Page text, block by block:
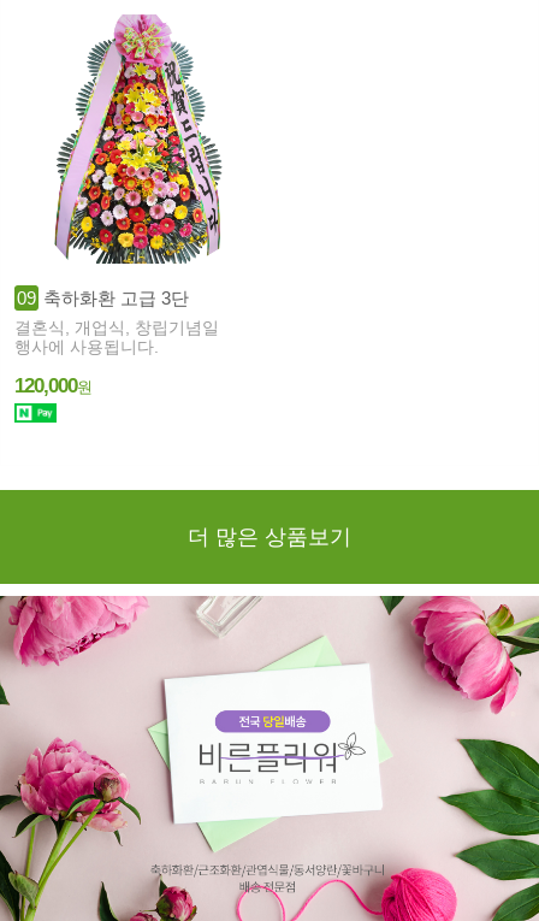
09 축하화환 고급 3단
결혼식, 개업식, 창립기념일
행사에 사용됩니다.
120,000원
더 많은 상품보기